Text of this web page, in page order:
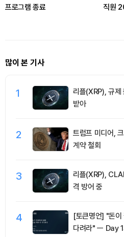
프로그램 종료
직원
많이 본 기사
1
리플(XRP), 규제
받아
2
트럼프 미디어,
계약 철회
3
리플(XRP),
격 방어 중
4
[토큰명언] "돈이
다려라" ㅡ Day